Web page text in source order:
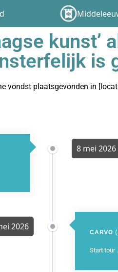
kunst’
is
vondst plaatsgevonden in
8 mei 2026
2026
CARVO
Start tour